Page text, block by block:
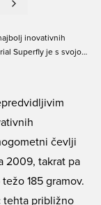
inovativnih
Superfly je s svojo
za igralca, ki
površine, vse
po odlični ceni in s
čevlji
2009, takrat pa
185 gramov.
tehta približno